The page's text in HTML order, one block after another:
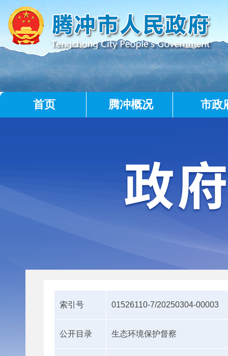
首页 腾冲概况 市政
索引号 01526110-7/20250304-00003
公开目录 生态环境保护督察